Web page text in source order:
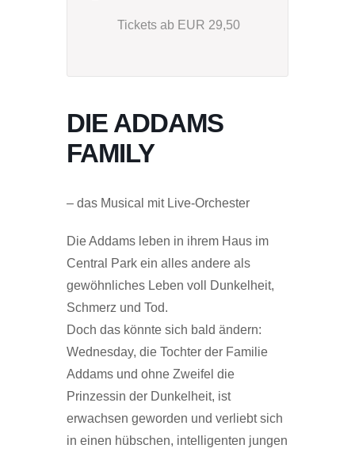
Tickets ab EUR 29,50
DIE ADDAMS
FAMILY
– das Musical mit Live-Orchester
Die Addams leben in ihrem Haus im
Central Park ein alles andere als
gewöhnliches Leben voll Dunkelheit,
Schmerz und Tod.
Doch das könnte sich bald ändern:
Wednesday, die Tochter der Familie
Addams und ohne Zweifel die
Prinzessin der Dunkelheit, ist
erwachsen geworden und verliebt sich
in einen hübschen, intelligenten jungen